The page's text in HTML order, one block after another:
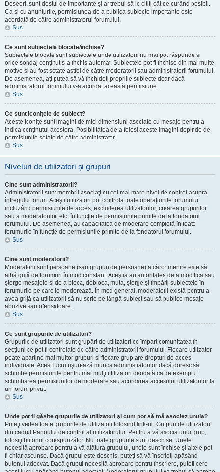
Deseori, sunt destul de importante şi ar trebui să le citiţi cât de curând posibil.
Ca şi cu anunţurile, permisiunea de a publica subiecte importante este
acordată de către administratorul forumului.
Sus
Ce sunt subiectele blocate/închise?
Subiectele blocate sunt subiectele unde utilizatorii nu mai pot răspunde şi
orice sondaj conţinut s-a închis automat. Subiectele pot fi închise din mai multe
motive şi au fost setate astfel de către moderatorii sau administratorii forumului.
De asemenea, aţi putea să vă închideţi propriile subiecte doar dacă
administratorul forumului v-a acordat această permisiune.
Sus
Ce sunt iconiţele de subiect?
Aceste iconiţe sunt imagini de mici dimensiuni asociate cu mesaje pentru a
indica conţinutul acestora. Posibilitatea de a folosi aceste imagini depinde de
permisiunile setate de către administrator.
Sus
Niveluri de utilizatori şi grupuri
Cine sunt administratorii?
Administratorii sunt membrii asociaţi cu cel mai mare nivel de control asupra
întregului forum. Aceşti utilizatori pot controla toate operaţiunile forumului
incluzând permisiunile de acces, excluderea utilizatorilor, crearea grupurilor
sau a moderatorilor, etc. în funcţie de permisiunile primite de la fondatorul
forumului. De asemenea, au capacitatea de moderare completă în toate
forumurile în funcţie de permisiunile primite de la fondatorul forumului.
Sus
Cine sunt moderatorii?
Moderatorii sunt persoane (sau grupuri de persoane) a căror menire este să
aibă grijă de forumuri în mod constant. Aceştia au autoritatea de a modifica sau
şterge mesajele şi de a bloca, debloca, muta, şterge şi împărţi subiectele în
forumurile pe care le moderează. În mod general, moderatorii există pentru a
avea grijă ca utilizatorii să nu scrie pe lângă subiect sau să publice mesaje
abuzive sau ofensatoare.
Sus
Ce sunt grupurile de utilizatori?
Grupurile de utilizatori sunt grupări de utilizatori ce împart comunitatea în
secţiuni ce pot fi controlate de către administratorii forumului. Fiecare utilizator
poate aparţine mai multor grupuri şi fiecare grup are drepturi de acces
individuale. Acest lucru uşurează munca administratorilor dacă doresc să
schimbe permisiunile pentru mai mulţi utilizatori deodată ca de exemplu:
schimbarea permisiunilor de moderare sau acordarea accesului utilizatorilor la
un forum privat.
Sus
Unde pot fi găsite grupurile de utilizatori şi cum pot să mă asociez unuia?
Puteţi vedea toate grupurile de utilizatori folosind link-ul „Grupuri de utilizatori”
din cadrul Panoului de control al utilizatorului. Pentru a vă asocia unui grup,
folosiţi butonul corespunzător. Nu toate grupurile sunt deschise. Unele
necesită aprobare pentru a vă alătura grupului, unele sunt închise şi altele pot
fi chiar ascunse. Dacă grupul este deschis, puteţi să vă înscrieţi apăsând
butonul adecvat. Dacă grupul necesită aprobare pentru înscriere, puteţi cere